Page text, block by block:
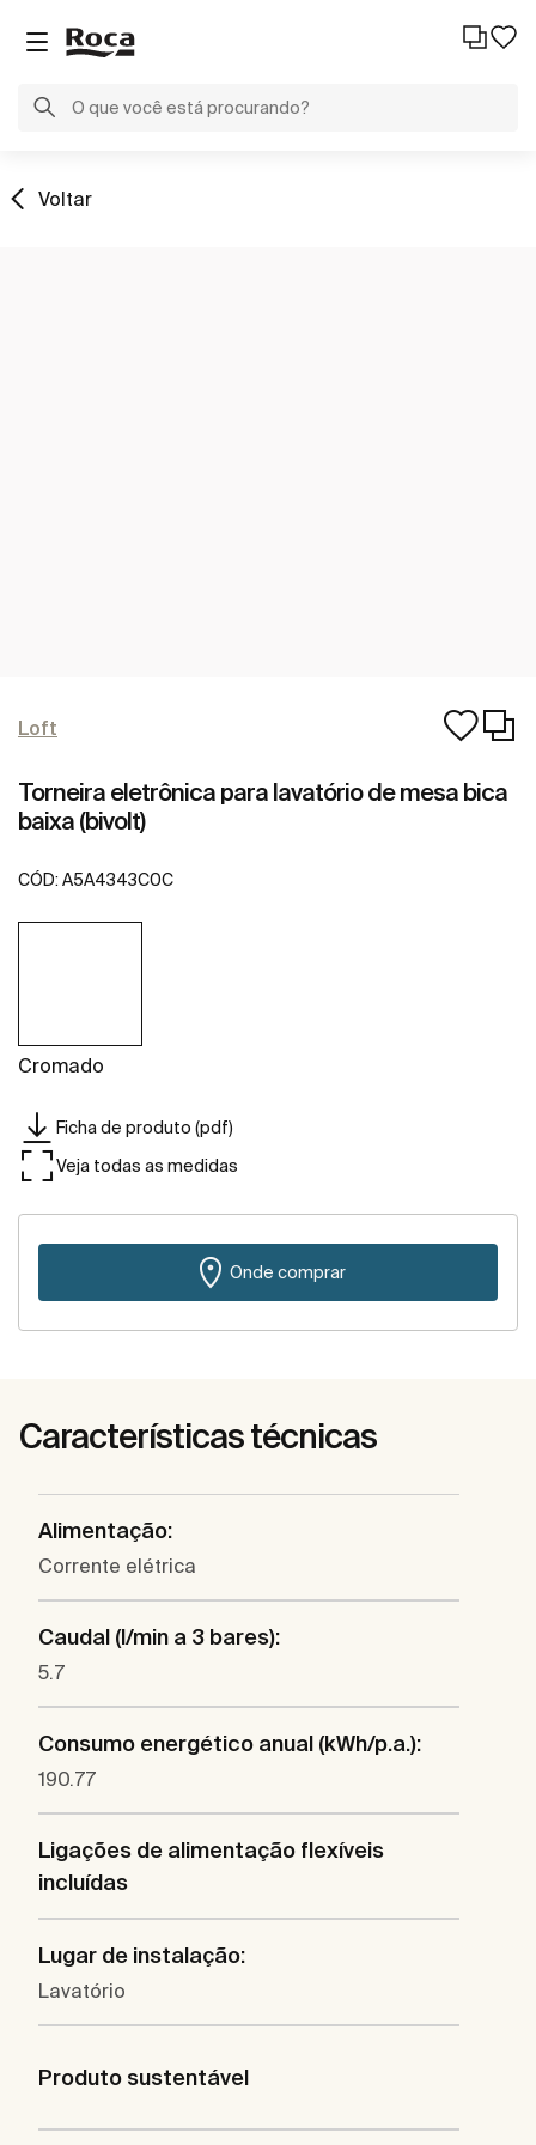
Voltar
Loft
Torneira eletrônica para lavatório de mesa bica
baixa (bivolt)
CÓD: A5A4343C0C
Cromado
Ficha de produto (pdf)
Veja todas as medidas
Onde comprar
Características técnicas
Alimentação:
Corrente elétrica
Caudal (l/min a 3 bares):
5.7
Consumo energético anual (kWh/p.a.):
190.77
Ligações de alimentação flexíveis
incluídas
Lugar de instalação:
Lavatório
Produto sustentável